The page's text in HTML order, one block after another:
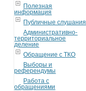
Полезная
информация
Публичные слушания
Административно-
территориальное
деление
Обращение с ТКО
Выборы и
референдумы
Работа с
обращениями